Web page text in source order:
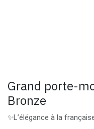
Grand porte-
Bronze
✨L’élégance à la